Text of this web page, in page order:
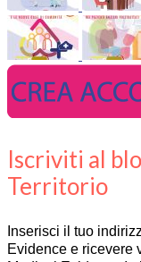
Iscriviti al
Territorio
Inserisci il tuo
Evidence e ricevere